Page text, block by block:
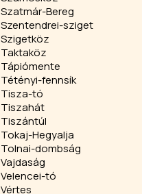
Szatmár-Bereg
Szentendrei-sziget
Szigetköz
Taktaköz
Tápiómente
Tétényi-fennsík
Tisza-tó
Tiszahát
Tiszántúl
Tokaj-Hegyalja
Tolnai-dombság
Vajdaság
Velencei-tó
Vértes